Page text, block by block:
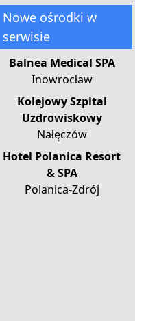
Nowe ośrodki w
serwisie
Balnea Medical SPA
Inowrocław
Kolejowy Szpital
Uzdrowiskowy
Nałęczów
Hotel Polanica Resort
& SPA
Polanica-Zdrój